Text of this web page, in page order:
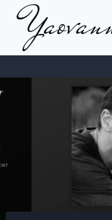
Aller
contenu